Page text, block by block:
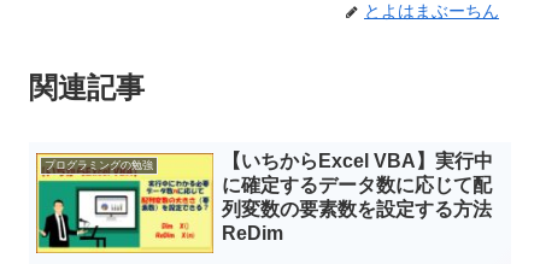
とよはまぶーちん
関連記事
プログラミングの勉強
【いちからExcel VBA】実行中
に確定するデータ数に応じて配
列変数の要素数を設定する方法
ReDim